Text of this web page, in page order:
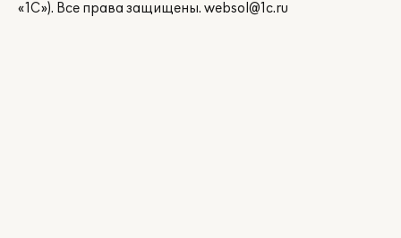
«1С»). Все права защищены. websol@1c.ru